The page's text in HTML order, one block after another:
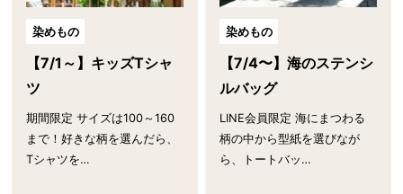
染めもの
【7/1～】キッズTシャ
ツ
期間限定 サイズは100～160
まで！好きな柄を選んだら、
Tシャツを…
染めもの
【7/4〜】海のステンシ
ルバッグ
LINE会員限定 海にまつわる
柄の中から型紙を選びなが
ら、トートバッ…